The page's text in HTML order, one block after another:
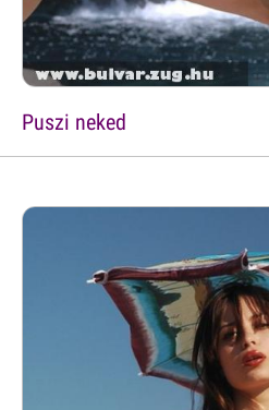
Puszi neked